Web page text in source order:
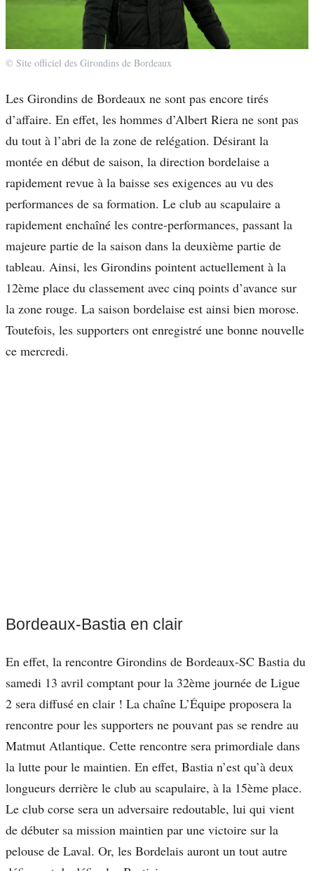
© Site officiel des Girondins de Bordeaux
Les Girondins de Bordeaux ne sont pas encore tirés
d’affaire. En effet, les hommes d’Albert Riera ne sont pas
du tout à l’abri de la zone de relégation. Désirant la
montée en début de saison, la direction bordelaise a
rapidement revue à la baisse ses exigences au vu des
performances de sa formation. Le club au scapulaire a
rapidement enchaîné les contre-performances, passant la
majeure partie de la saison dans la deuxième partie de
tableau. Ainsi, les Girondins pointent actuellement à la
12ème place du classement avec cinq points d’avance sur
la zone rouge. La saison bordelaise est ainsi bien morose.
Toutefois, les supporters ont enregistré une bonne nouvelle
ce mercredi.
Bordeaux-Bastia en clair
En effet, la rencontre Girondins de Bordeaux-SC Bastia du
samedi 13 avril comptant pour la 32ème journée de Ligue
2 sera diffusé en clair ! La chaîne L’Équipe proposera la
rencontre pour les supporters ne pouvant pas se rendre au
Matmut Atlantique. Cette rencontre sera primordiale dans
la lutte pour le maintien. En effet, Bastia n’est qu’à deux
longueurs derrière le club au scapulaire, à la 15ème place.
Le club corse sera un adversaire redoutable, lui qui vient
de débuter sa mission maintien par une victoire sur la
pelouse de Laval. Or, les Bordelais auront un tout autre